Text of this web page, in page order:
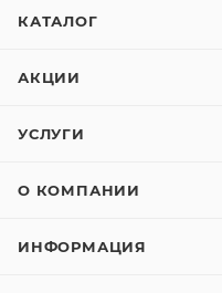
КАТАЛОГ
АКЦИИ
УСЛУГИ
О КОМПАНИИ
ИНФОРМАЦИЯ